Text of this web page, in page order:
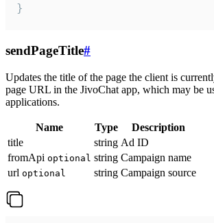
}
sendPageTitle#
Updates the title of the page the client is
page URL in the JivoChat app, which may be
applications.
Name Type
Description
title
string Ad ID
fromApi optional string Campaign name
url optional string Campaign source